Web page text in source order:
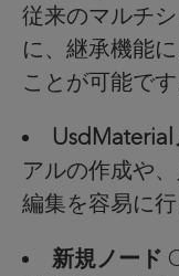
従来のマルチ
に、継承機能
ことが可能です
UsdMaterial
アルの作成や
編集を容易に行
新規ノード